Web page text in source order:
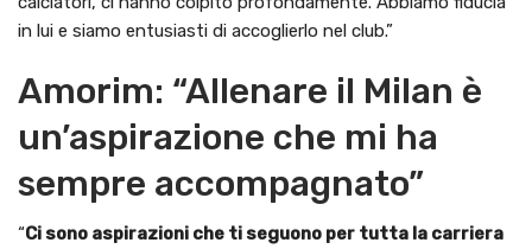
in lui e siamo entusiasti di accoglierlo nel club.”
Amorim: “Allenare il Milan è
un’aspirazione che mi ha
sempre accompagnato”
“Ci sono aspirazioni che ti seguono per tutta la carriera